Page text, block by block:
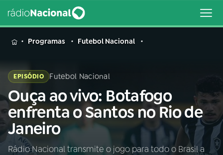
MENU
Buscar
na
Rádio
Nacional
Buscar
AO VIVO
Programas Futebol Nacional
EPISÓDIO Futebol Nacional
Ouça ao vivo: Botafogo
enfrenta o Santos no Rio de
Janeiro
Rádio Nacional transmite o jogo para todo o Brasil a